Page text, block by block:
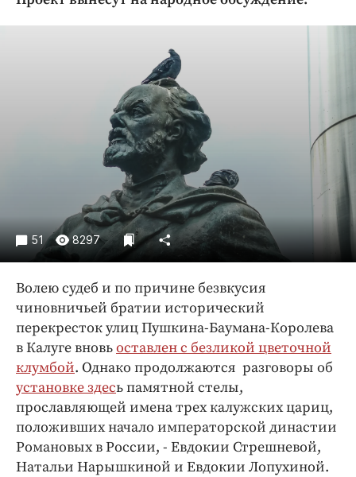
Криминал
Недвижимость и ЖКХ
Образование
Общество
Праздники
Происшествия
Спорт
Экономика и бизнес
ПРОЕКТЫ
Блоги
Издания
Медиаперсона
Интересное чтиво
Клиника года
Бренд года
Работодатель года
51 8297
Волею судеб и по причине безвкусия
чиновничьей братии исторический
перекресток улиц Пушкина-Баумана-Королева
в Калуге вновьоставлен с безликой цветочной
клумбой. Однако продолжаются разговоры об
установке здесь памятной стелы,
прославляющей имена трех калужских цариц,
положивших начало императорской династии
Романовых в России, - Евдокии Стрешневой,
Натальи Нарышкиной и Евдокии Лопухиной.